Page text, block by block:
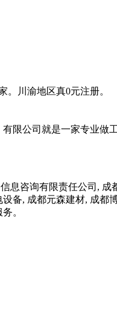
川渝地区真0元注册。
限公司就是一家专业做
息咨询有限责任公司, 成
备, 成都元森建材, 成都
。